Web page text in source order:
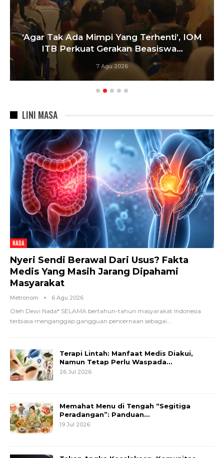
‘Agar Tak Ada Mimpi Yang Terhenti’, IOM
ITB Perkuat Gerakan Beasiswa…
7 Agu 2026
LINI MASA
NADA
Nyeri Sendi Berawal Dari Usus? Fakta
Medis Yang Masih Jarang Dipahami
Masyarakat
Metronom 6 Agu 2026
Oleh Dewi Nada* SELAMA bertahun-tahun masyarakat Indonesia
terbiasa menganggap gangguan pencernaan sebagai
Terapi Lintah: Manfaat Medis Diakui,
Namun Tetap Perlu Waspada…
26 Jul 2026
Memahat Menu di Tengah “Segitiga
Peradangan”: Panduan…
19 Jul 2026